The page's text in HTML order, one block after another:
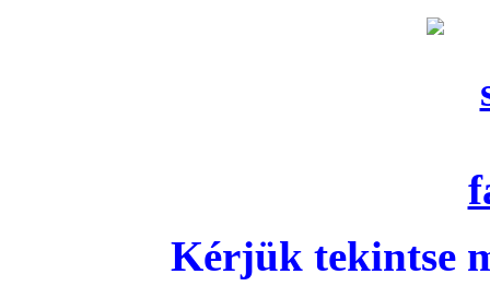
Kérjük tekintse